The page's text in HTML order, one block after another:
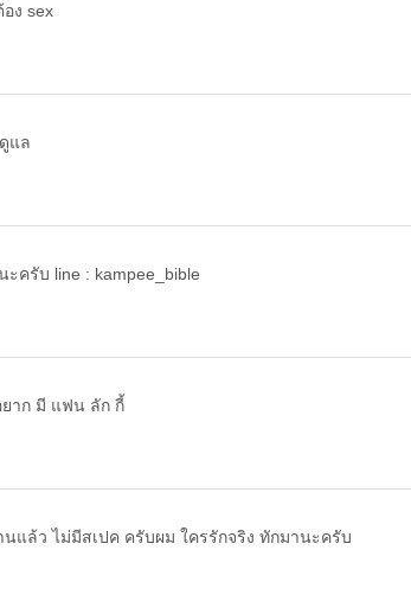
ง sex
แล
ครับ line : kampee_bible
าก มี แฟน ลัก กี้
แล้ว ไม่มีสเปค ครับผม ใครรักจริง ทักมานะครับ